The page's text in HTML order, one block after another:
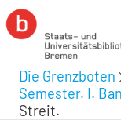
Die Grenzboten
Semester. I.
Streit.